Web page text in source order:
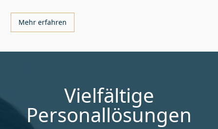
Mehr erfahren
Vielfältige
Personallösungen